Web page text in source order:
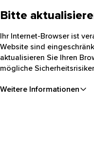
Bitte
Ihr Internet-Browser ist
Website sind
aktualisieren Sie Ihren
mögliche
Weitere Informationen